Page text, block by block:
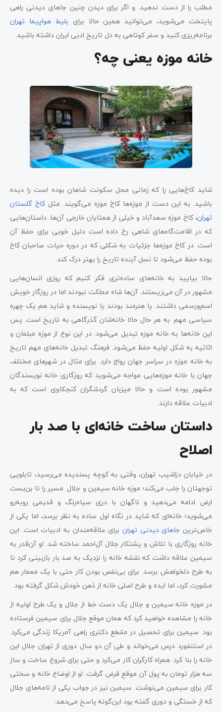
مطلب را از دست ندهید. و اگر برای دیدن چنین جاهای دیدنی راهی
پایتخت می‌شوید، می‌توانید همین حالا برای بلیط هواپیما تهران
برنامه‌ریزی کنید و سفر کوتاهی به دل تاریخ ادبی ایران داشته باشید.
خانه‌ موزه یعنی چه؟
شاید کاخ‌هایی را که زمانی محل سکونت شاهان بوده ‌است را دیده
باشید. به این دست از موزه‌ها کاخ موزه می‌گویند. مثلکاخ گلستان
تهران، کاخ موزه سعدآباد و خیلی از همتایان خارجی آن‌ها. داستان‌هایی
که در اقامت‌گاه‌های شاهی رخ داده است دلیل خوبی برای حفظ آن
است. در کاخ موزه‌ها جزئیات به شکلی که در دوره حیات صاحبان کاخ
بوده حفظ می‌شود تا نسل آینده تاریخ را بهتر درک کند.
حالا بیایید به خانه‌های ساده‌تری فکر کنیم که روزی انسان‌هایی
مشهور در آن می‌زیستند. آن‌ها شاه مملکت نبودند اما در روزگار خویش
اسم‌ورسمی داشتند. یا هنرمند بودند یا نویسنده و شاید هم یک چهره
سیاسی مهم. به هر حال حالا خانه‌شان گذرگاهی به تاریخ است. پس
این خانه‌ها به خانه موزه تبدیل می‌شود. در این نوع از موزه مبلمان و
اثاثیه به شکل اولیه حفظ می‌شود. فرهنگ تبدیل خانه‌های مهم تاریخ
به خانه موزه در سراسر جهان رواج دارد. برای مثال در شهرهای مختلف
جهان با خانه موزه‌هایی مواجه می‌شوید که روزگاری خانه نویسندگان
مشهور بوده است و حالا میزبان گردشگران کنجکاوی است که به
ادبیات علاقه دارند.
داستان ساخت خانه‌ای با صد بار
اصلاح
در خیابان دزاشیب تهران، وقتی به کوچه پسندیده می‌رسید، تابلویی
توجهتان را جلب می‌کند؛ موزه خانه سیمین و جلال. مسیر را تا بن‌بست
ارض ادامه می‌دهید و ناگهان با دری سیاه‌رنگ و قدیمی روبه‌رو
می‌شوید؛ خانه‌ای که شاید در نگاه اول ساده به نظر برسد، اما یکی از
خاص‌ترین جاهای دیدنی تهران برای علاقه‌مندان به ادبیات است. این
خانه روزگاری با تلاش و پشتکار جلال آل‌احمد ساخته شد. او آن‌قدر به
سیمین علاقه داشت که نقشه خانه را نزدیک به صد بار بازبینی کرد تا
به طرح دلخواهش برسد. برای بی‌نقص بودن کار حتی با یک معمار هم
مشورت کرد، اما ایده و طرح اصلی خانه از ذهن خودش شکل گرفته بود.
در موزه خانه سیمین و جلال یک دست خط از جلال و یک طرح اولیه از
خانه را مشاهده خواهید کرد که همان موقع جلال برای سیمین فرستاده
بود. سیمین برای تحصیل در مقطع دکتری راهی آمریکا زندگی می‌کرد.
در استنفورد درس می‌خواند و طی آن دو سال دوری از تهران جلال این
خانه را بنا کرد. همراه کارگران کار می‌کرد و حتی برای شروع ساخت و ساز
سه هزار تومان به پول آن موقع قرض گرفت. او از اوضاع خانه و سختی
کار برای سیمین می‌نوشت. سیمین نیز در جواب یکی از نامه‌های جلال
که از خستگی و دوری گفته بود این‌گونه پاسخ می‌دهد: